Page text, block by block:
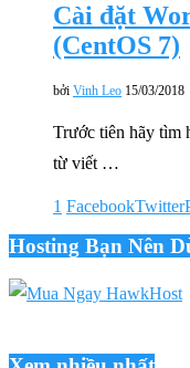
Cài đặt
(CentOS 7)
bởi Vinh Leo 15/03/2018
Trước tiên hãy tìm
từ viết …
1 FacebookTwitter
Hosting Bạn Nên